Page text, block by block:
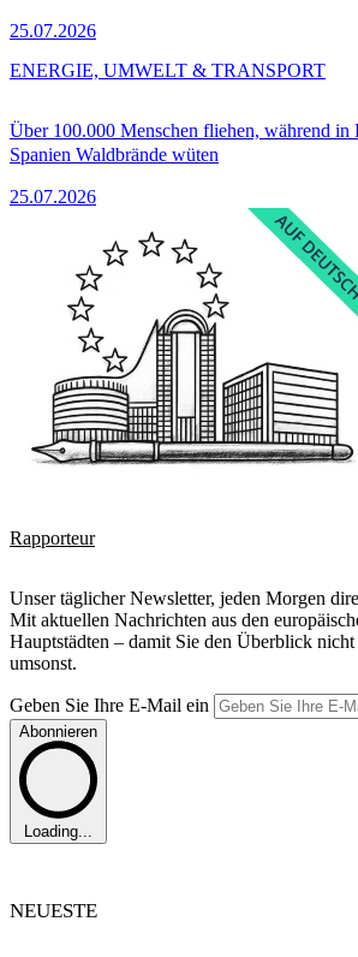
25.07.2026
Über 100.000 Menschen fliehen, während in
Spanien Waldbrände wüten
25.07.2026
ENERGIE, UMWELT & TRANSPORT
Rapporteur
Unser täglicher Newsletter, jeden Morgen
Mit aktuellen Nachrichten aus den
Hauptstädten – damit Sie den Überblick
umsonst.
Geben Sie Ihre E-Mail ein
Abonnieren
Loading...
NEUESTE